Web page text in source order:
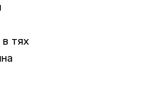
тях